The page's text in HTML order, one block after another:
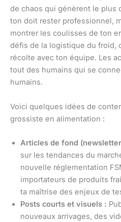
de chaos qui génèrent le plus
ton doit rester professionnel,
montrer les coulisses de ton
défis de la logistique du froid,
récolte avec ton équipe. Les
tout des humains qui se
humains.
Voici quelques idées de
grossiste en alimentation :
Articles de fond
sur les tendances du
nouvelle réglementation
importateurs de produits
ta maîtrise des enjeux de
Posts courts et visuels :
nouveaux arrivages, des